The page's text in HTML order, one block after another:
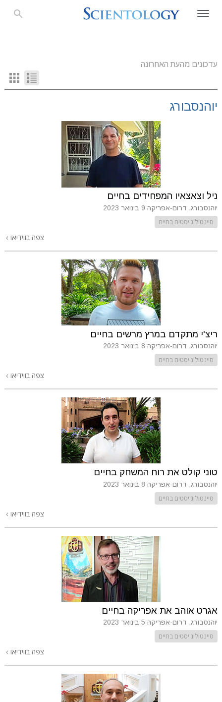
עדכונים מהעת האחרונה
יוהנסבורג
ניל וצאצאיו המפחידים בחיים
יוהנסבורג, דרום-אפריקה 9 בינואר 2023
סיינטולוג'יסטים בחיים
צפה בווידיאו
ריצ'י מתקדם במרץ מרשים בחיים
יוהנסבורג, דרום-אפריקה 8 בינואר 2023
סיינטולוג'יסטים בחיים
צפה בווידיאו
טוני קולט את רוח המשחק בחיים
יוהנסבורג, דרום-אפריקה 8 בינואר 2023
סיינטולוג'יסטים בחיים
צפה בווידיאו
אגרט אוהב את אפריקה בחיים
יוהנסבורג, דרום-אפריקה 5 בינואר 2023
סיינטולוג'יסטים בחיים
צפה בווידיאו